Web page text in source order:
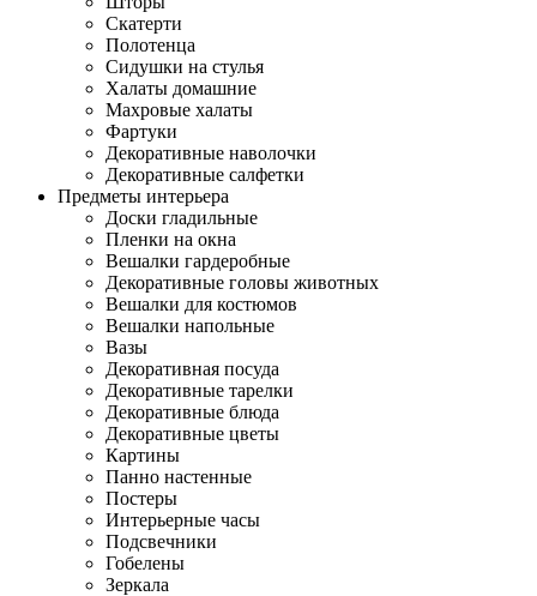
Скатерти
Полотенца
Сидушки на стулья
Халаты домашние
Махровые халаты
Фартуки
Декоративные наволочки
Декоративные салфетки
Предметы интерьера
Доски гладильные
Пленки на окна
Вешалки гардеробные
Декоративные головы животных
Вешалки для костюмов
Вешалки напольные
Вазы
Декоративная посуда
Декоративные тарелки
Декоративные блюда
Декоративные цветы
Картины
Панно настенные
Постеры
Интерьерные часы
Подсвечники
Гобелены
Зеркала